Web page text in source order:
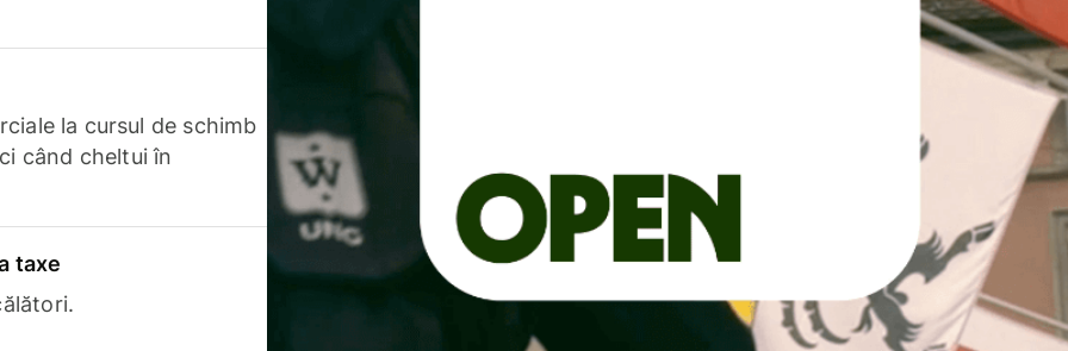
la cursul de schimb
când cheltui în
taxe